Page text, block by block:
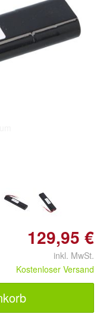
129,95 €
inkl. MwSt.
Kostenloser Versand